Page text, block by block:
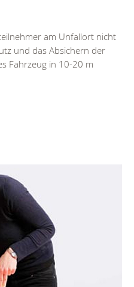
am Unfallort nicht
und das Absichern der
Fahrzeug in 10-20 m